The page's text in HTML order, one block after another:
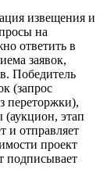
извещения и
на
ответить в
заявок,
Победитель
(запрос
переторжки),
(аукцион, этап
и отправляет
проект
подписывает